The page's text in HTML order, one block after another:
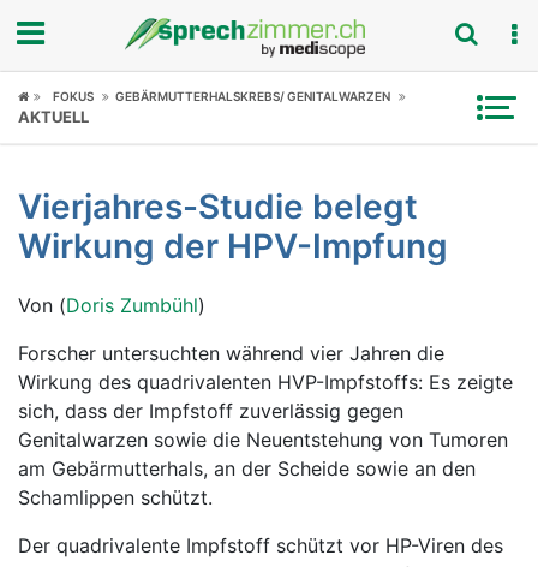
Fokus
Symptome
Untersuchungen
Ratgeber
Rubriken
FOKUS GEBÄRMUTTERHALSKREBS/ GENITALWARZEN
AKTUELL
Vierjahres-Studie belegt
Wirkung der HPV-Impfung
Von (Doris Zumbühl)
Forscher untersuchten während vier Jahren die
Wirkung des quadrivalenten HVP-Impfstoffs: Es zeigte
sich, dass der Impfstoff zuverlässig gegen
Genitalwarzen sowie die Neuentstehung von Tumoren
am Gebärmutterhals, an der Scheide sowie an den
Schamlippen schützt.
Der quadrivalente Impfstoff schützt vor HP-Viren des